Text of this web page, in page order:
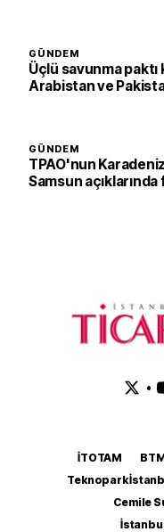
GÜNDEM
Üçlü savunma
Arabistan ve
GÜNDEM
TPAO'nun
Samsun
•
İTOTAM
Teknopark
Cemile